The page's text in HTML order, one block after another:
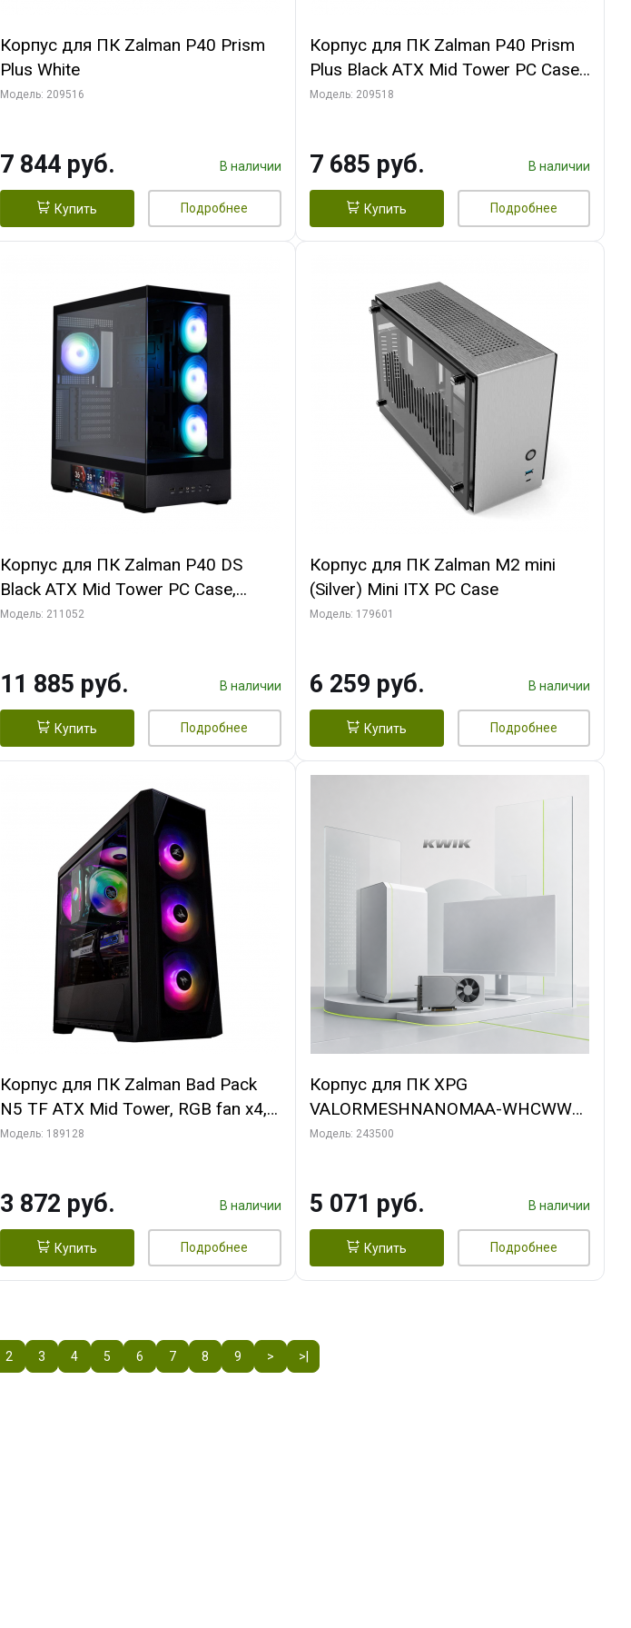
Корпус для ПК Zalman P40 Prism
Plus White
Модель: 209516
7 844 руб. В наличии
Купить Подробнее
Корпус для ПК Zalman P40 Prism
Plus Black ATX Mid Tower PC Case,
120mm ARGB Fanx4
Модель: 209518
7 685 руб. В наличии
Купить Подробнее
Корпус для ПК Zalman P40 DS
Black ATX Mid Tower PC Case,
120mm ARGB Fanx4
Модель: 211052
11 885 руб. В наличии
Купить Подробнее
Корпус для ПК Zalman M2 mini
(Silver) Mini ITX PC Case
Модель: 179601
6 259 руб. В наличии
Купить Подробнее
Корпус для ПК Zalman Bad Pack
N5 TF ATX Mid Tower, RGB fan x4,
T/G bp
Модель: 189128
3 872 руб. В наличии
Купить Подробнее
Корпус для ПК XPG
VALORMESHNANOMAA-WHCWW
Bad Pack
Модель: 243500
5 071 руб. В наличии
Купить Подробнее
2 3 4 5 6 7 8 9 > >|